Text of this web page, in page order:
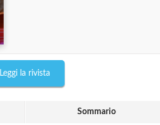
Leggi la rivista
Sommario